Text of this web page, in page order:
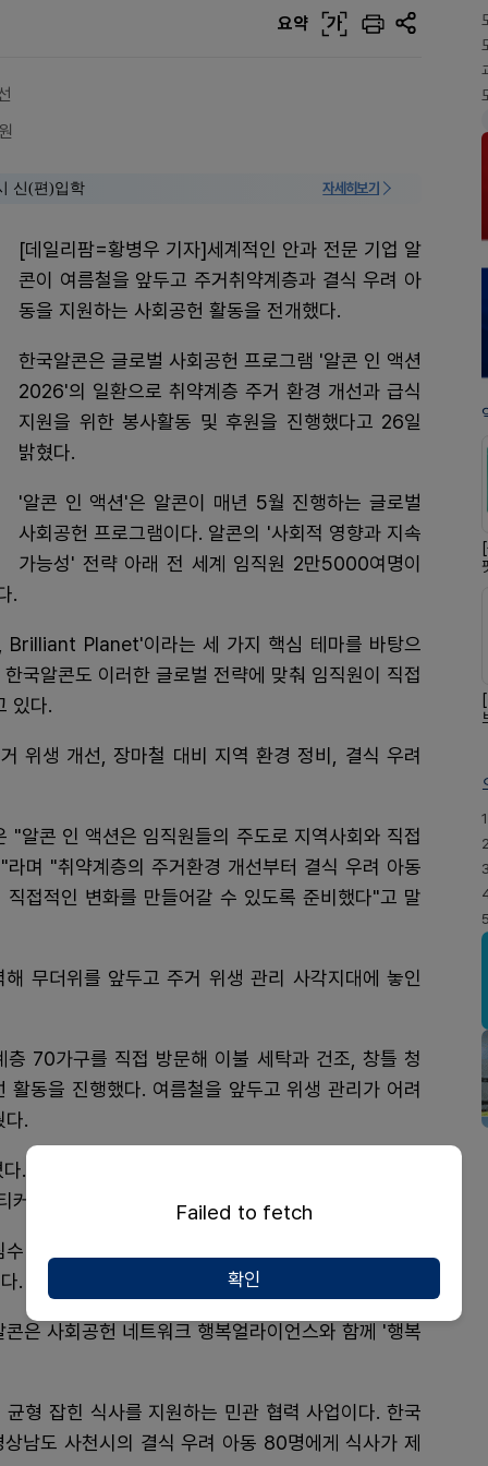
요약 가
신(편)입학 자세히보기
[데일리팜=황병우 기자]세계적인 안과 전문 기업 알
콘이 여름철을 앞두고 주거취약계층과 결식 우려 아
동을 지원하는 사회공헌 활동을 전개했다.
한국알콘은 글로벌 사회공헌 프로그램 '알콘 인 액션
2026'의 일환으로 취약계층 주거 환경 개선과 급식
지원을 위한 봉사활동 및 후원을 진행했다고 26일
밝혔다.
'알콘 인 액션'은 알콘이 매년 5월 진행하는 글로벌
사회공헌 프로그램이다. 알콘의 '사회적 영향과 지속
가능성' 전략 아래 전 세계 임직원 2만5000여명이
.
Planet'이라는 세 가지 핵심 테마를 바탕으
국알콘도 이러한 글로벌 전략에 맞춰 임직원이 직접
있다.
위생 개선, 장마철 대비 지역 환경 정비, 결식 우려
알콘 인 액션은 임직원들의 주도로 지역사회와 직접
며 "취약계층의 주거환경 개선부터 결식 우려 아동
접적인 변화를 만들어갈 수 있도록 준비했다"고 말
무더위를 앞두고 주거 위생 관리 사각지대에 놓인
70가구를 직접 방문해 이불 세탁과 건조, 창틀 청
동을 진행했다. 여름철을 앞두고 위생 관리가 어려
다.
. 임직원들은 일원동 먹자골목 일대에서 빗물받이를
를 부착했다.
우려를 줄이고, 주민들이 보다 안전하고 청결한 환
.
은 사회공헌 네트워크 행복얼라이언스와 함께 '행복
형 잡힌 식사를 지원하는 민관 협력 사업이다. 한국
남도 사천시의 결식 우려 아동 80명에게 식사가 제
1
Failed to fetch
확인